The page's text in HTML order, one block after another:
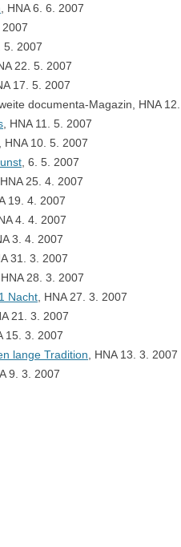
, HNA 6. 6. 2007
2007
5. 2007
22. 5. 2007
17. 5. 2007
documenta-Magazin, HNA
, HNA 11. 5. 2007
, HNA 10. 5. 2007
, 6. 5. 2007
, HNA 25. 4. 2007
19. 4. 2007
4. 4. 2007
3. 4. 2007
31. 3. 2007
, HNA 28. 3. 2007
Nacht , HNA 27. 3. 2007
21. 3. 2007
15. 3. 2007
lange Tradition , HNA 13. 3. 2007
9. 3. 2007